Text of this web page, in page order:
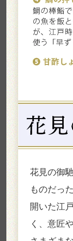
花見の御
ものだっ
開いた江
く、意匠